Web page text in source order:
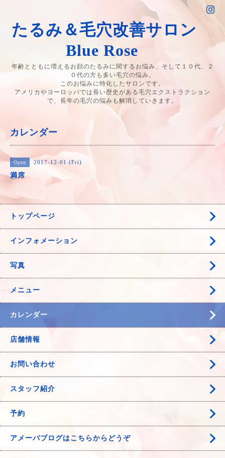
たるみ＆毛穴改善サロン
Blue Rose
年齢とともに増えるお顔のたるみに関するお悩み、そして１０代、２
０代の方も多い毛穴の悩み。
このお悩みに特化したサロンです。
アメリカやヨーロッパでは長い歴史がある毛穴エクストラクション
で、長年の毛穴の悩みも解消していきます。
カレンダー
Open 2017-12-01 (Fri)
満席
トップページ
インフォメーション
写真
メニュー
カレンダー
店舗情報
お問い合わせ
スタッフ紹介
予約
アメーバブログはこちらからどうぞ